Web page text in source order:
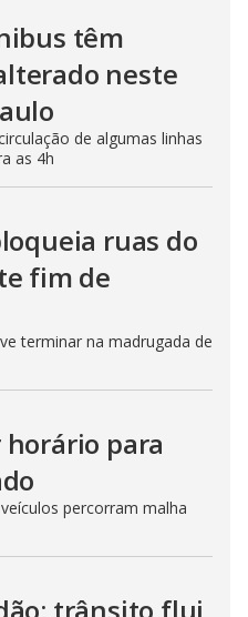
têm
neste
de algumas linhas
as 4h
ruas do
fim de
terminar na madrugada de
para
percorram malha